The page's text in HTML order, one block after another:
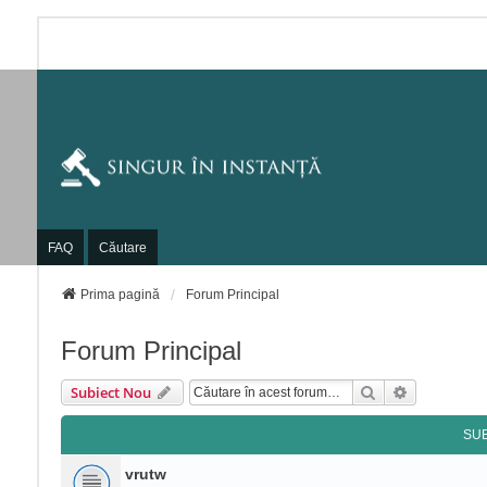
FAQ Căutare
Prima pagină Forum Principal
Forum Principal
Subiect Nou Căutare
vrutw